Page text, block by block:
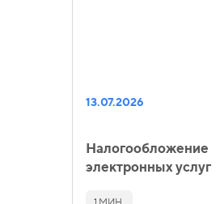
13.07.2026
Налогообложение
электронных услуг